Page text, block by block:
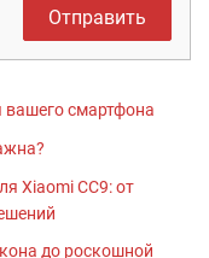
Отправить
вашего смартфона
Xiaomi CC9: от
до роскошной